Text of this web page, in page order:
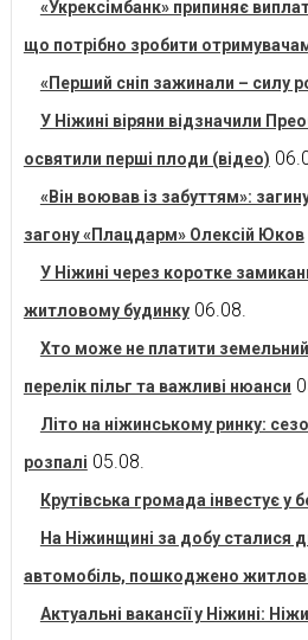
«Укрексімбанк» припиняє
що потрібно зробити
«Перший сніп зажинали – силу
У Ніжині віряни відзначили
освятили перші плоди (відео)
«Він воював із забуттям»:
загону «Плацдарм» Олексій Юков
У Ніжині через коротке
житловому будинку 06.08.
Хто може не платити
перелік пільг та важливі нюанси
Літо на ніжинському ринку:
розпалі 05.08.
Крутівська громада інвестує у
На Ніжинщині за добу сталися
автомобіль, пошкоджено
Актуальні вакансії у Ніжині: